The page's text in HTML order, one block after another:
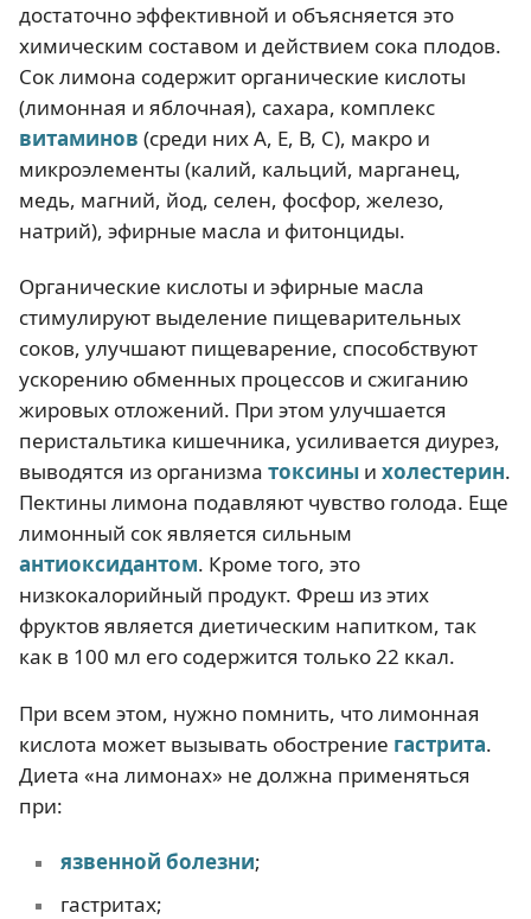
достаточно эффективной и объясняется это
химическим составом и действием сока плодов.
Сок лимона содержит органические кислоты
(лимонная и яблочная), сахара, комплекс
витаминов (среди них А, Е, В, С), макро и
микроэлементы (калий, кальций, марганец,
медь, магний, йод, селен, фосфор, железо,
натрий), эфирные масла и фитонциды.
Органические кислоты и эфирные масла
стимулируют выделение пищеварительных
соков, улучшают пищеварение, способствуют
ускорению обменных процессов и сжиганию
жировых отложений. При этом улучшается
перистальтика кишечника, усиливается диурез,
выводятся из организма токсины и холестерин.
Пектины лимона подавляют чувство голода. Еще
лимонный сок является сильным
антиоксидантом. Кроме того, это
низкокалорийный продукт. Фреш из этих
фруктов является диетическим напитком, так
как в 100 мл его содержится только 22 ккал.
При всем этом, нужно помнить, что лимонная
кислота может вызывать обострение гастрита.
Диета «на лимонах» не должна применяться
при:
язвенной болезни;
гастритах;